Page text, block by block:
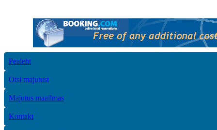
Pealeht
Otsi majutust
Majutus maailmas
Kontakt